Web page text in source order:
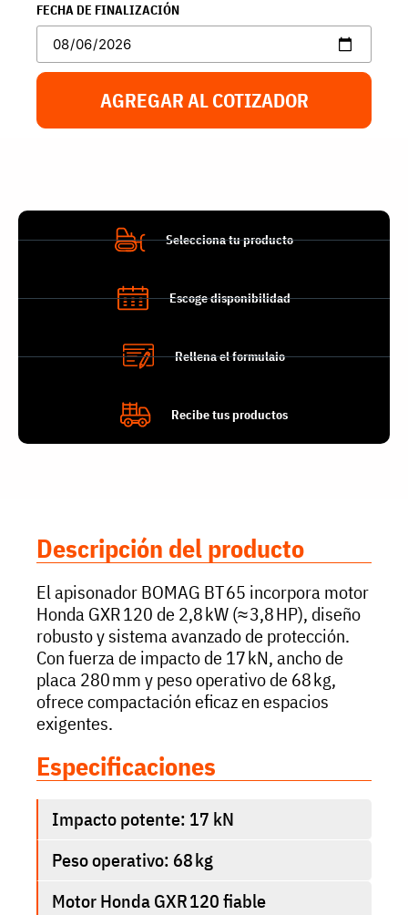
FECHA DE FINALIZACIÓN
AGREGAR AL COTIZADOR
Selecciona tu producto
Escoge disponibilidad
Rellena el formulaio
Recibe tus productos
Descripción del producto
El apisonador BOMAG BT 65 incorpora motor
Honda GXR 120 de 2,8 kW (≈ 3,8 HP), diseño
robusto y sistema avanzado de protección.
Con fuerza de impacto de 17 kN, ancho de
placa 280 mm y peso operativo de 68 kg,
ofrece compactación eficaz en espacios
exigentes.
Especificaciones
Impacto potente: 17 kN
Peso operativo: 68 kg
Motor Honda GXR 120 fiable